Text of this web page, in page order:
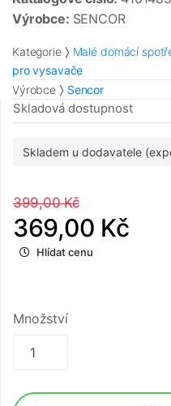
Výrobce: SENCOR
Kategorie Malé domácí
pro vysavače
Výrobce
Sencor
Skladová dostupnost
Skladem u dodavatele
399,00 Kč
369,00 Kč
Hlídat cenu
Množství